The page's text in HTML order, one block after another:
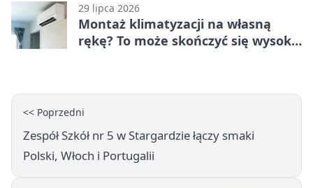
29 lipca 2026
Montaż klimatyzacji na własną
rękę? To może skończyć się wysoką
<< Poprzedni
Zespół Szkół nr 5 w Stargardzie łączy smaki
Polski, Włoch i Portugalii